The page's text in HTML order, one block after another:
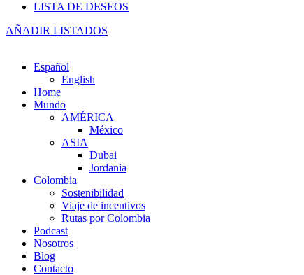
LISTA DE DESEOS
AÑADIR LISTADOS
Español
English
Home
Mundo
AMÉRICA
México
ASIA
Dubai
Jordania
Colombia
Sostenibilidad
Viaje de incentivos
Rutas por Colombia
Podcast
Nosotros
Blog
Contacto